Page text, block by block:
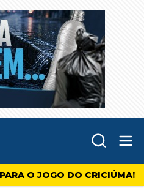
O JOGO DO CRICIÚMA!